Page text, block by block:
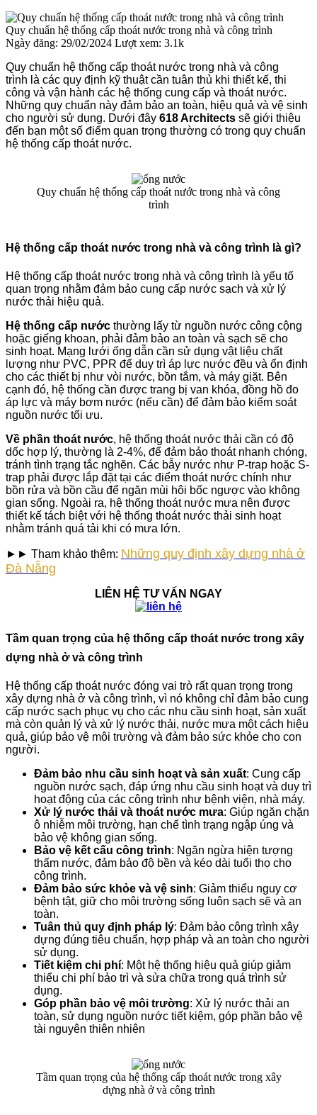
Quy chuẩn hệ thống cấp thoát nước trong nhà và công trình
Ngày đăng: 29/02/2024 Lượt xem: 3.1k
Quy chuẩn hệ thống cấp thoát nước trong nhà và công
trình là các quy định kỹ thuật cần tuân thủ khi thiết kế, thi
công và vận hành các hệ thống cung cấp và thoát nước.
Những quy chuẩn này đảm bảo an toàn, hiệu quả và vệ sinh
cho người sử dụng. Dưới đây 618 Architects sẽ giới thiệu
đến bạn một số điểm quan trọng thường có trong quy chuẩn
hệ thống cấp thoát nước.
Quy chuẩn hệ thống cấp thoát nước trong nhà và công
trình
Hệ thống cấp thoát nước trong nhà và công trình là gì?
Hệ thống cấp thoát nước trong nhà và công trình là yếu tố
quan trọng nhằm đảm bảo cung cấp nước sạch và xử lý
nước thải hiệu quả.
Hệ thống cấp nước thường lấy từ nguồn nước công cộng
hoặc giếng khoan, phải đảm bảo an toàn và sạch sẽ cho
sinh hoạt. Mạng lưới ống dẫn cần sử dụng vật liệu chất
lượng như PVC, PPR để duy trì áp lực nước đều và ổn định
cho các thiết bị như vòi nước, bồn tắm, và máy giặt. Bên
cạnh đó, hệ thống cần được trang bị van khóa, đồng hồ đo
áp lực và máy bơm nước (nếu cần) để đảm bảo kiểm soát
nguồn nước tối ưu.
Về phần thoát nước, hệ thống thoát nước thải cần có độ
dốc hợp lý, thường là 2-4%, để đảm bảo thoát nhanh chóng,
tránh tình trạng tắc nghẽn. Các bẫy nước như P-trap hoặc S-
trap phải được lắp đặt tại các điểm thoát nước chính như
bồn rửa và bồn cầu để ngăn mùi hôi bốc ngược vào không
gian sống. Ngoài ra, hệ thống thoát nước mưa nên được
thiết kế tách biệt với hệ thống thoát nước thải sinh hoạt
nhằm tránh quá tải khi có mưa lớn.
►► Tham khảo thêm: Những quy định xây dựng nhà ở
Đà Nẵng
LIÊN HỆ TƯ VẤN NGAY
Tầm quan trọng của hệ thống cấp thoát nước trong xây
dựng nhà ở và công trình
Hệ thống cấp thoát nước đóng vai trò rất quan trọng trong
xây dựng nhà ở và công trình, vì nó không chỉ đảm bảo cung
cấp nước sạch phục vụ cho các nhu cầu sinh hoạt, sản xuất
mà còn quản lý và xử lý nước thải, nước mưa một cách hiệu
quả, giúp bảo vệ môi trường và đảm bảo sức khỏe cho con
người.
Đảm bảo nhu cầu sinh hoạt và sản xuất: Cung cấp
nguồn nước sạch, đáp ứng nhu cầu sinh hoạt và duy trì
hoạt động của các công trình như bệnh viện, nhà máy.
Xử lý nước thải và thoát nước mưa: Giúp ngăn chặn
ô nhiễm môi trường, hạn chế tình trạng ngập úng và
bảo vệ không gian sống.
Bảo vệ kết cấu công trình: Ngăn ngừa hiện tượng
thấm nước, đảm bảo độ bền và kéo dài tuổi thọ cho
công trình.
Đảm bảo sức khỏe và vệ sinh: Giảm thiểu nguy cơ
bệnh tật, giữ cho môi trường sống luôn sạch sẽ và an
toàn.
Tuân thủ quy định pháp lý: Đảm bảo công trình xây
dựng đúng tiêu chuẩn, hợp pháp và an toàn cho người
sử dụng.
Tiết kiệm chi phí: Một hệ thống hiệu quả giúp giảm
thiểu chi phí bảo trì và sửa chữa trong quá trình sử
dụng.
Góp phần bảo vệ môi trường: Xử lý nước thải an
toàn, sử dụng nguồn nước tiết kiệm, góp phần bảo vệ
tài nguyên thiên nhiên
Tầm quan trọng của hệ thống cấp thoát nước trong xây
dựng nhà ở và công trình